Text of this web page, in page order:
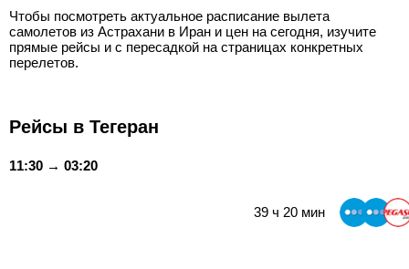
Чтобы посмотреть актуальное расписание вылета
самолетов из Астрахани в Иран и цен на сегодня, изучите
прямые рейсы и с пересадкой на страницах конкретных
перелетов.
Рейсы в Тегеран
11:30 → 03:20
39 ч 20 мин